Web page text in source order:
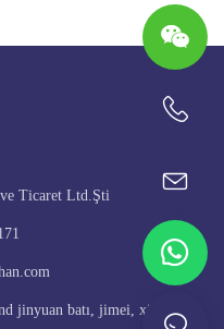
Ticaret Ltd.Şti
jinyuan batı, jimei, xiamen,